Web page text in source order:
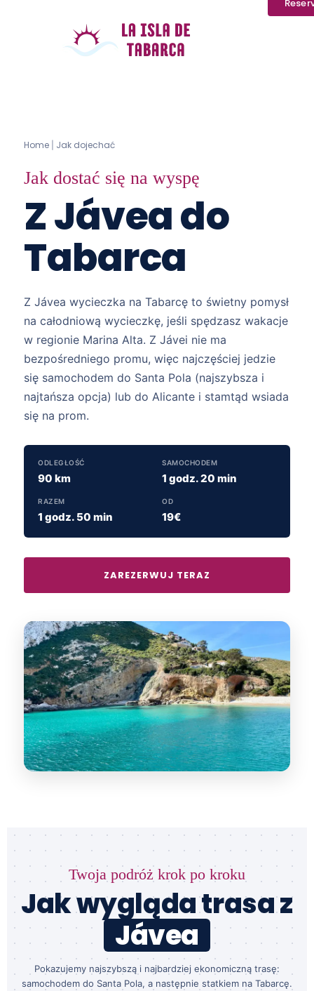
Home Jak dojechać
Jak dostać się na wyspę
Z Jávea do
Tabarca
Z Jávea wycieczka na Tabarcę to świetny pomysł
na całodniową wycieczkę, jeśli spędzasz wakacje
w regionie Marina Alta. Z Jávei nie ma
bezpośredniego promu, więc najczęściej jedzie
się samochodem do Santa Pola (najszybsza i
najtańsza opcja) lub do Alicante i stamtąd wsiada
się na prom.
ODLEGŁOŚĆ
90 km
SAMOCHODEM
1 godz. 20 min
RAZEM
1 godz. 50 min
OD
19€
ZAREZERWUJ TERAZ
Twoja podróż krok po kroku
Jak wygląda trasa z
Jávea
Pokazujemy najszybszą i najbardziej ekonomiczną trasę:
samochodem do Santa Pola, a następnie statkiem na Tabarcę.